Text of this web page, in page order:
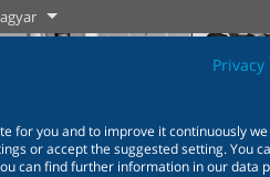
for you and to improve it continuously we
or accept the suggested setting. You
can find further information in our data